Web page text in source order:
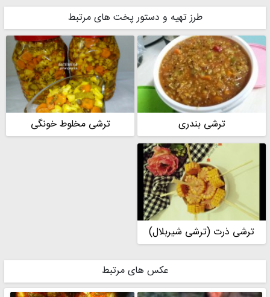
طرز تهیه و دستور پخت های مرتبط
ترشی بندری ترشی مخلوط خونگی
ترشی ذرت (ترشی شیربلال)
عکس های مرتبط